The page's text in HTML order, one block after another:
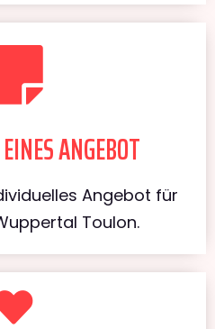
ANGEBOT
Angebot für
Toulon.